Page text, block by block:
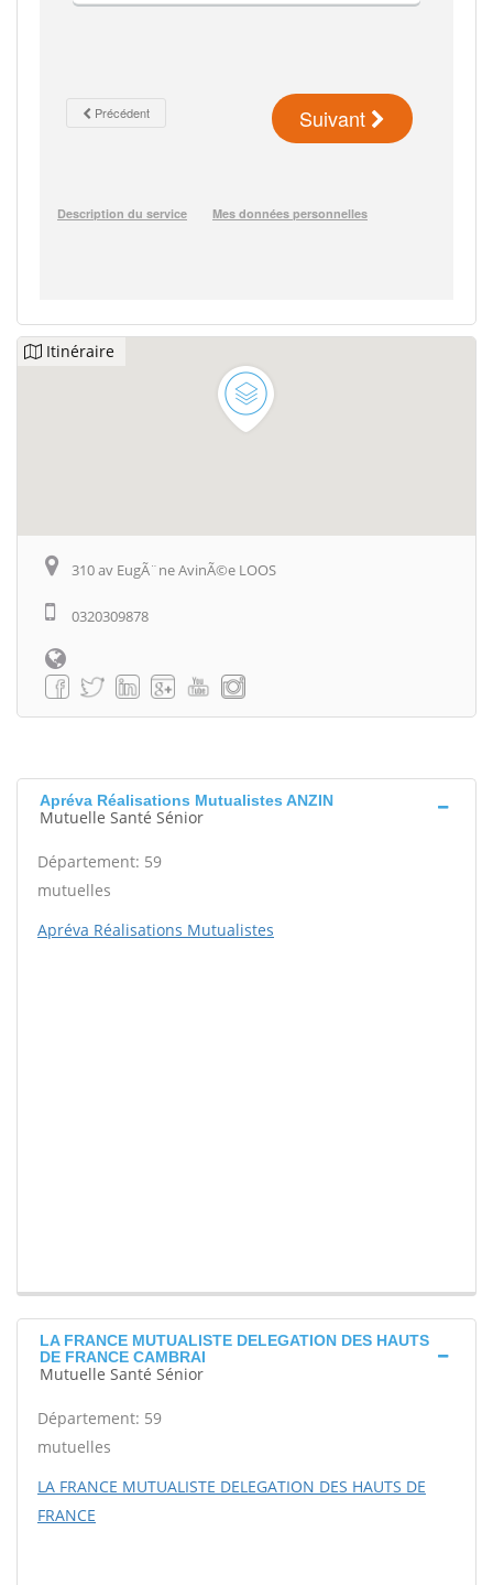
Itinéraire
310 av EugÃ¨ne AvinÃ©e LOOS
0320309878
Apréva Réalisations Mutualistes ANZIN
Mutuelle Santé Sénior
Département: 59
mutuelles
Apréva Réalisations Mutualistes
LA FRANCE MUTUALISTE DELEGATION DES HAUTS
DE FRANCE CAMBRAI
Mutuelle Santé Sénior
Département: 59
mutuelles
LA FRANCE MUTUALISTE DELEGATION DES HAUTS DE
FRANCE